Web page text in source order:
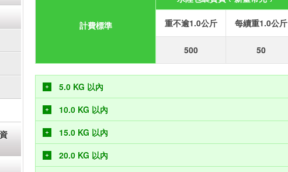
計費標準 重不逾1.0公斤 每續重1.0公斤
500 50
5.0 KG 以內
10.0 KG 以內
15.0 KG 以內
20.0 KG 以內